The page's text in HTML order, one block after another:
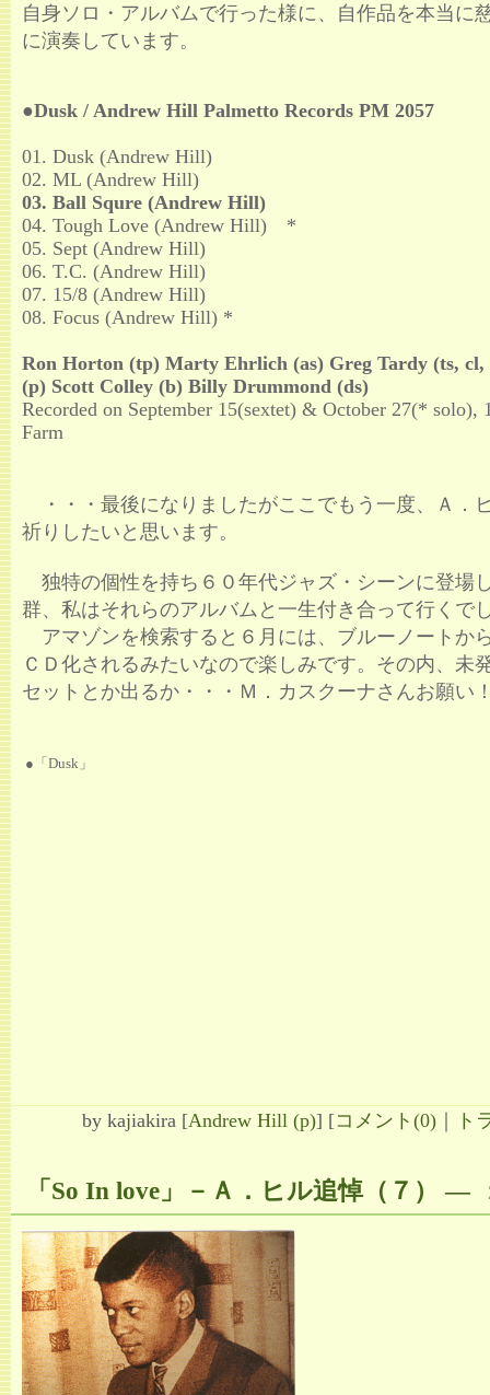
自身ソロ・アルバムで行った様に、自作品を本当に
に演奏しています。
●Dusk / Andrew Hill Palmetto Records PM 2057
01. Dusk (Andrew Hill)
02. ML (Andrew Hill)
03. Ball Squre (Andrew Hill)
04. Tough Love (Andrew Hill) *
05. Sept (Andrew Hill)
06. T.C. (Andrew Hill)
07. 15/8 (Andrew Hill)
08. Focus (Andrew Hill) *
Ron Horton (tp) Marty Ehrlich (as) Greg Tardy (ts,
(p) Scott Colley (b) Billy Drummond (ds)
Recorded on September 15(sextet) & October 27(* solo),
Farm
・・・最後になりましたがここでもう一度、Ａ．
祈りしたいと思います。
独特の個性を持ち６０年代ジャズ・シーンに登場
群、私はそれらのアルバムと一生付き合って行くで
アマゾンを検索すると６月には、ブルーノートか
ＣＤ化されるみたいなので楽しみです。その内、未
セットとか出るか・・・Ｍ．カスクーナさんお願い
●「Dusk」
by kajiakira [Andrew Hill (p)] [コメント(0) ｜ ト
「So In love」－Ａ．ヒル追悼（７） ―